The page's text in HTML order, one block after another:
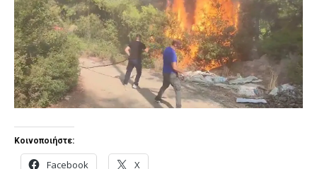
Κοινοποιήστε:
Facebook X